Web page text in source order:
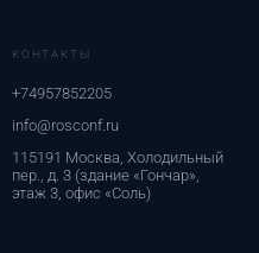
КОНТАКТЫ
+74957852205
info@rosconf.ru
115191 Москва, Холодильный
пер., д. 3 (здание «Гончар»,
этаж 3, офис «Соль)